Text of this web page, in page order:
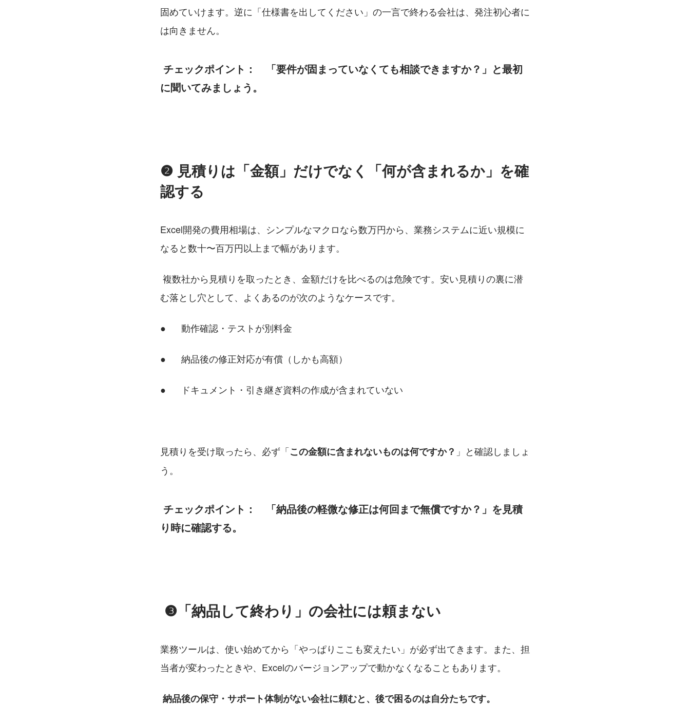
固めていけます。逆に「仕様書を出してください」の一言で終わる会社は、発注初心者に
は向きません。
チェックポイント：
「要件が固まっていなくても相談できますか？」と最初
に聞いてみましょう。
❷ 見積りは「金額」だけでなく「何が含まれるか」を確
認する
Excel開発の費用相場は、シンプルなマクロなら数万円から、業務システムに近い規模に
なると数十〜百万円以上まで幅があります。
複数社から見積りを取ったとき、金額だけを比べるのは危険です。安い見積りの裏に潜
む落とし穴として、よくあるのが次のようなケースです。
●      動作確認・テストが別料金
●      納品後の修正対応が有償（しかも高額）
●      ドキュメント・引き継ぎ資料の作成が含まれていない
見積りを受け取ったら、必ず「この金額に含まれないものは何ですか？ 」と確認しましょ
う。
チェックポイント：
「納品後の軽微な修正は何回まで無償ですか？」を見積
り時に確認する。
❸「納品して終わり」の会社には頼まない
業務ツールは、使い始めてから「やっぱりここも変えたい」が必ず出てきます。また、担
当者が変わったときや、Excelのバージョンアップで動かなくなることもあります。
納品後の保守・サポート体制がない会社に頼むと、後で困るのは自分たちです。